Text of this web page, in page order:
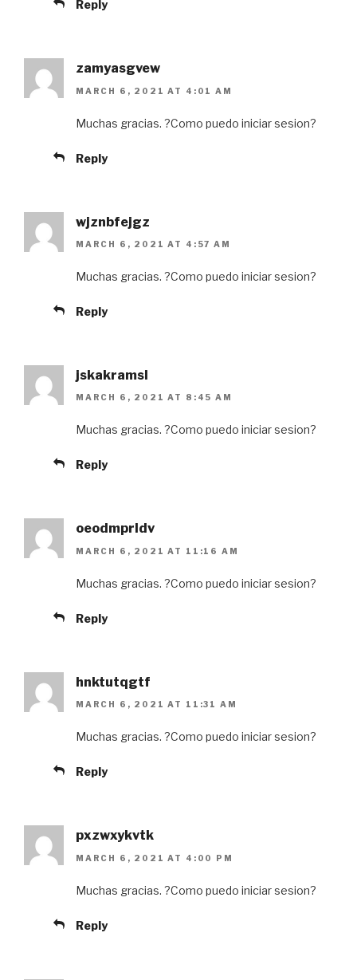
Reply
zamyasgvew
MARCH 6, 2021 AT 4:01 AM
Muchas gracias. ?Como puedo iniciar sesion?
Reply
wjznbfejgz
MARCH 6, 2021 AT 4:57 AM
Muchas gracias. ?Como puedo iniciar sesion?
Reply
jskakramsl
MARCH 6, 2021 AT 8:45 AM
Muchas gracias. ?Como puedo iniciar sesion?
Reply
oeodmprldv
MARCH 6, 2021 AT 11:16 AM
Muchas gracias. ?Como puedo iniciar sesion?
Reply
hnktutqgtf
MARCH 6, 2021 AT 11:31 AM
Muchas gracias. ?Como puedo iniciar sesion?
Reply
pxzwxykvtk
MARCH 6, 2021 AT 4:00 PM
Muchas gracias. ?Como puedo iniciar sesion?
Reply